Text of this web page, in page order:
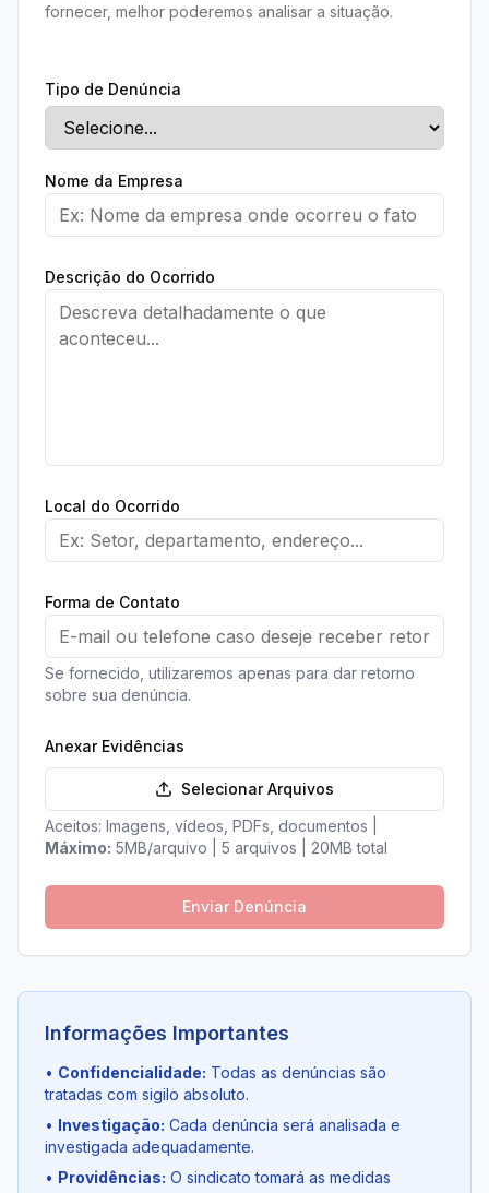
fornecer, melhor poderemos analisar a situação.
Tipo de Denúncia
Nome da Empresa
Descrição do Ocorrido
Local do Ocorrido
Forma de Contato
Se fornecido, utilizaremos apenas para dar retorno
sobre sua denúncia.
Anexar Evidências
Selecionar Arquivos
Aceitos: Imagens, vídeos, PDFs, documentos |
Máximo: 5MB/arquivo | 5 arquivos | 20MB total
Enviar Denúncia
Informações Importantes
• Confidencialidade: Todas as denúncias são
tratadas com sigilo absoluto.
• Investigação: Cada denúncia será analisada e
investigada adequadamente.
• Providências: O sindicato tomará as medidas